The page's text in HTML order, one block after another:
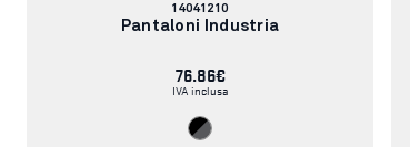
Codice
articolo:
14041210
Pantaloni Industria
76.86€
IVA inclusa